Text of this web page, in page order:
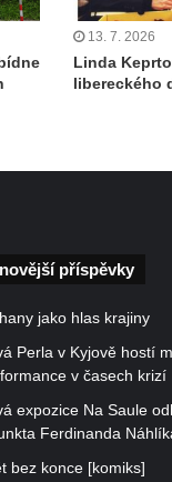
13. 7. 2026
Linda
libereckého
příspěvky
jako hlas krajiny
Perla v Kyjově hostí
v časech krizí
expozice Na Saule
Ferdinanda
bez konce [komiks]